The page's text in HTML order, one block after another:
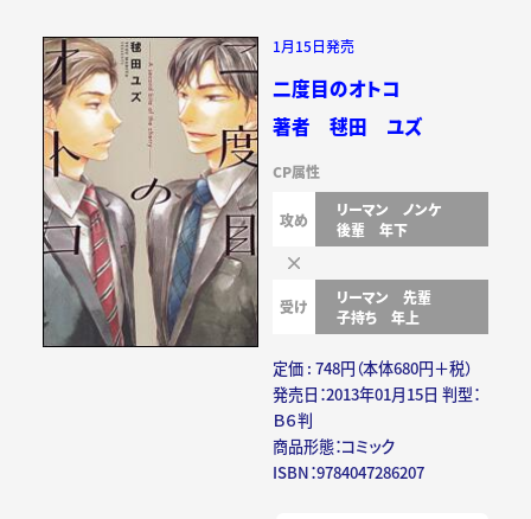
1月15日発売
二度目のオトコ
著者 毬田 ユズ
CP属性
攻め リーマン
ノンケ
後輩
年下
受け リーマン
先輩
子持ち
年上
定価 : 748円（本体680円＋税）
発売日：2013年01月15日 判型：
Ｂ６判
商品形態：コミック
ISBN：9784047286207